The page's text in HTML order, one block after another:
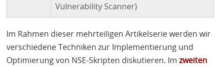
Vulnerability Scanner)
Im Rahmen dieser mehrteiligen Artikelserie werden wir
verschiedene Techniken zur Implementierung und
Optimierung von NSE-Skripten diskutieren. Imzweiten